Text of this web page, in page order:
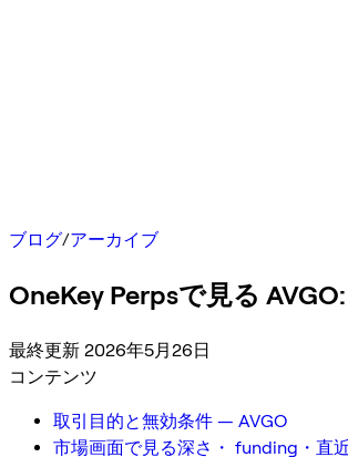
ブログ/アーカイブ
OneKey Perpsで見る
最終更新 2026年5月26日
コンテンツ
取引目的と無効条件 — AVGO
市場画面で見る深さ・ funding・直